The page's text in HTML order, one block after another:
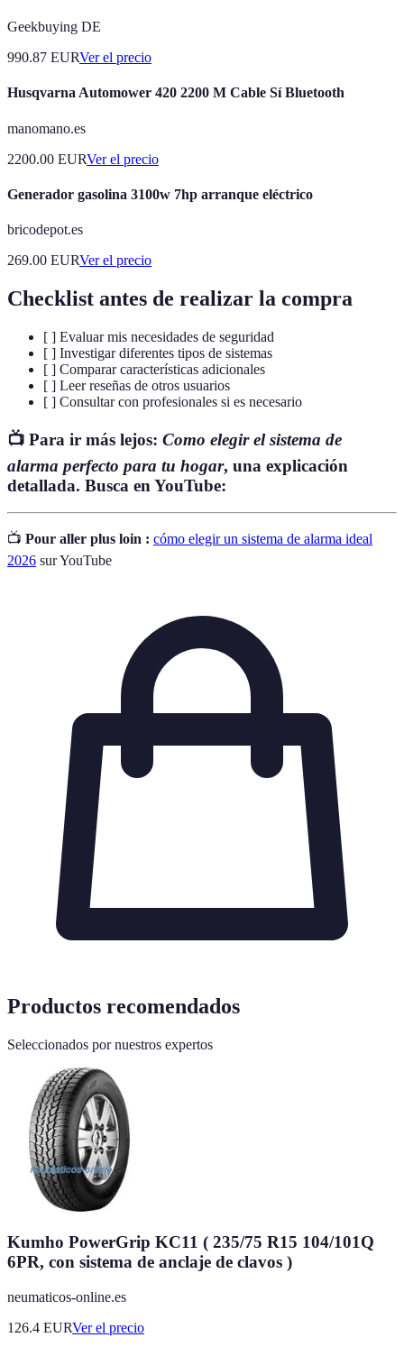
Geekbuying DE
990.87 EURVer el precio
Husqvarna Automower 420 2200 M Cable Sí Bluetooth
manomano.es
2200.00 EURVer el precio
Generador gasolina 3100w 7hp arranque eléctrico
bricodepot.es
269.00 EURVer el precio
Checklist antes de realizar la compra
[ ] Evaluar mis necesidades de seguridad
[ ] Investigar diferentes tipos de sistemas
[ ] Comparar características adicionales
[ ] Leer reseñas de otros usuarios
[ ] Consultar con profesionales si es necesario
📺 Para ir más lejos: Como elegir el sistema de
alarma perfecto para tu hogar, una explicación
detallada. Busca en YouTube:
📺 Pour aller plus loin : cómo elegir un sistema de alarma ideal
2026 sur YouTube
Productos recomendados
Seleccionados por nuestros expertos
Kumho PowerGrip KC11 ( 235/75 R15 104/101Q
6PR, con sistema de anclaje de clavos )
neumaticos-online.es
126.4 EURVer el precio